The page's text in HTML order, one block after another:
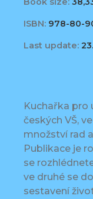
ISBN: 978-80-
Last update:
Kuchařka pro
českých VŠ,
množství rad
Publikace je
se
ve druhé se
sestavení